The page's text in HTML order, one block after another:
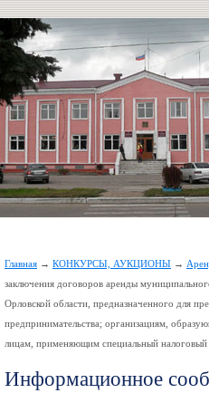
Главная → КОНКУРСЫ, АУКЦИОНЫ →
заключения договоров аренды
Орловской области, предназначенного для
предпринимательства; организациям,
лицам, применяющим специальный
Информационное